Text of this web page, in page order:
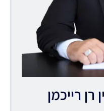
רייכמן